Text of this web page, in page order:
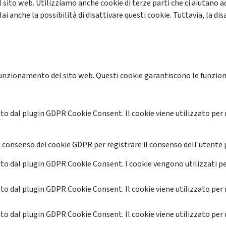
web. Utilizziamo anche cookie di terze parti che ci aiutano
anche la possibilità di disattivare questi cookie. Tuttavia, la
del sito web. Questi cookie garantiscono le
dal plugin GDPR Cookie Consent. Il cookie viene utilizzato
dei cookie GDPR per registrare il consenso
dal plugin GDPR Cookie Consent. I cookie vengono utilizzati
dal plugin GDPR Cookie Consent. Il cookie viene utilizzato
dal plugin GDPR Cookie Consent. Il cookie viene utilizzato